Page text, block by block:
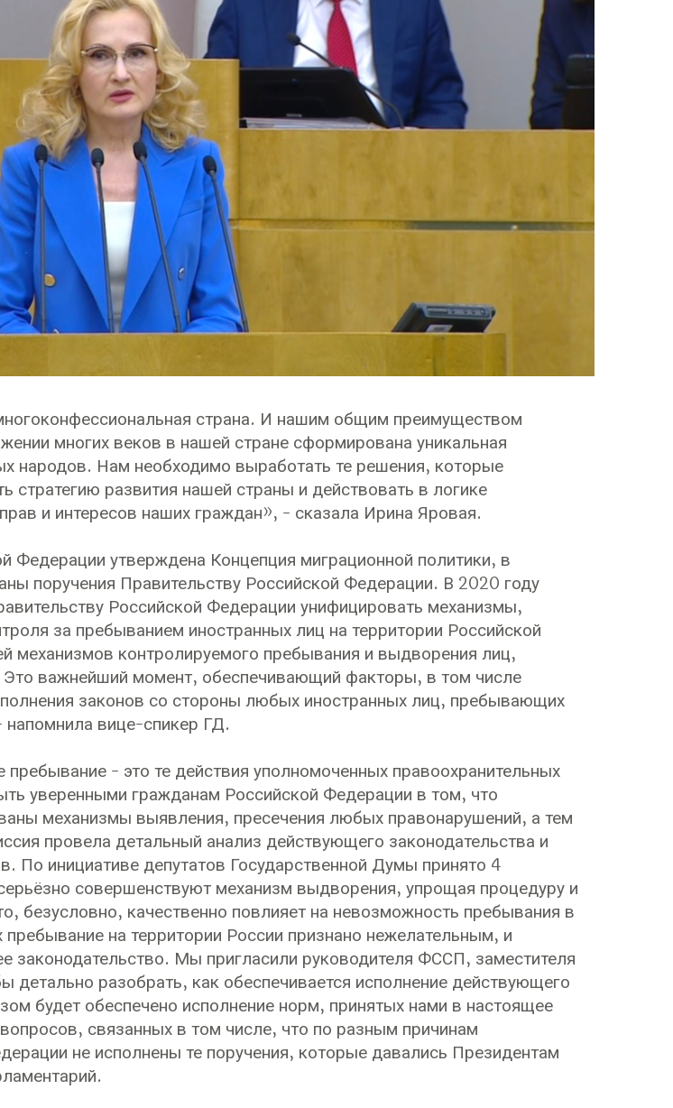
страна. И нашим общим преимуществом
многих веков в нашей стране сформирована уникальная
народов. Нам необходимо выработать те решения, которые
стратегию развития нашей страны и действовать в логике
и интересов наших граждан», - сказала Ирина Яровая.
Федерации утверждена Концепция миграционной политики, в
поручения Правительству Российской Федерации. В 2020 году
Российской Федерации унифицировать механизмы,
за пребыванием иностранных лиц на территории Российской
механизмов контролируемого пребывания и выдворения лиц,
важнейший момент, обеспечивающий факторы, в том числе
законов со стороны любых иностранных лиц, пребывающих
вице-спикер ГД.
- это те действия уполномоченных правоохранительных
уверенными гражданам Российской Федерации в том, что
механизмы выявления, пресечения любых правонарушений, а тем
провела детальный анализ действующего законодательства и
По инициативе депутатов Государственной Думы принято 4
совершенствуют механизм выдворения, упрощая процедуру и
безусловно, качественно повлияет на невозможность пребывания в
на территории России признано нежелательным, и
Мы пригласили руководителя ФССП, заместителя
разобрать, как обеспечивается исполнение действующего
будет обеспечено исполнение норм, принятых нами в настоящее
связанных в том числе, что по разным причинам
не исполнены те поручения, которые давались Президентам